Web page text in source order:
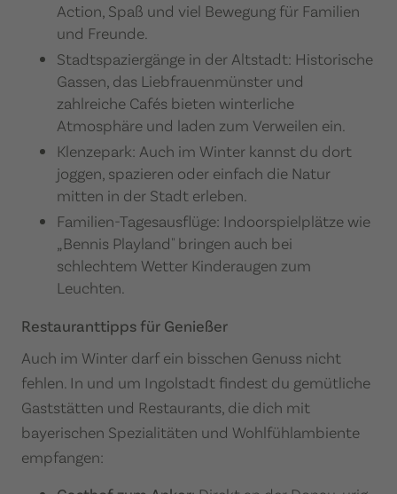
Action, Spaß und viel Bewegung für Familien
und Freunde.​
Stadtspaziergänge in der Altstadt: Historische
Gassen, das Liebfrauenmünster und
zahlreiche Cafés bieten winterliche
Atmosphäre und laden zum Verweilen ein.​
Klenzepark: Auch im Winter kannst du dort
joggen, spazieren oder einfach die Natur
mitten in der Stadt erleben.​
Familien-Tagesausflüge: Indoorspielplätze wie
„Bennis Playland" bringen auch bei
schlechtem Wetter Kinderaugen zum
Leuchten.​
Restauranttipps für Genießer
Auch im Winter darf ein bisschen Genuss nicht
fehlen. In und um Ingolstadt findest du gemütliche
Gaststätten und Restaurants, die dich mit
bayerischen Spezialitäten und Wohlfühlambiente
empfangen: